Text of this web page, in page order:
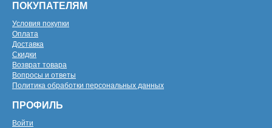
ПОКУПАТЕЛЯМ
Условия покупки
Оплата
Доставка
Скидки
Возврат товара
Вопросы и ответы
Политика обработки персональных данных
ПРОФИЛЬ
Войти